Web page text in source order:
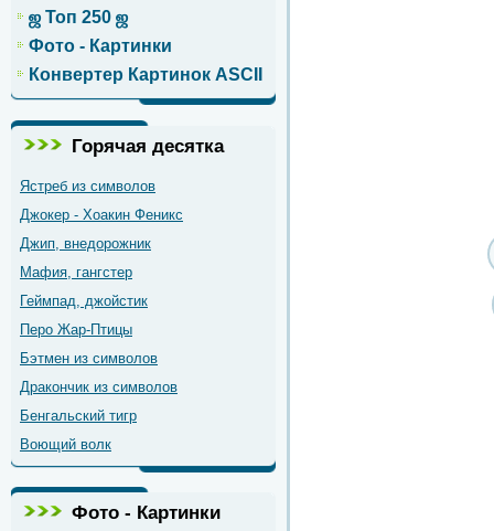
ஜ Топ 250 ஜ
Фото - Картинки
Конвертер Картинок ASCII
Горячая десятка
Ястреб из символов
Джокер - Хоакин Феникс
Джип, внедорожник
Мафия, гангстер
Геймпад, джойстик
Перо Жар-Птицы
Бэтмен из символов
Дракончик из символов
Бенгальский тигр
Воющий волк
Фото - Картинки